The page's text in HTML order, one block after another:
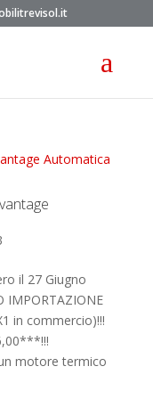
il 27 Giugno
IMPORTAZIONE
in commercio)!!!
motore termico